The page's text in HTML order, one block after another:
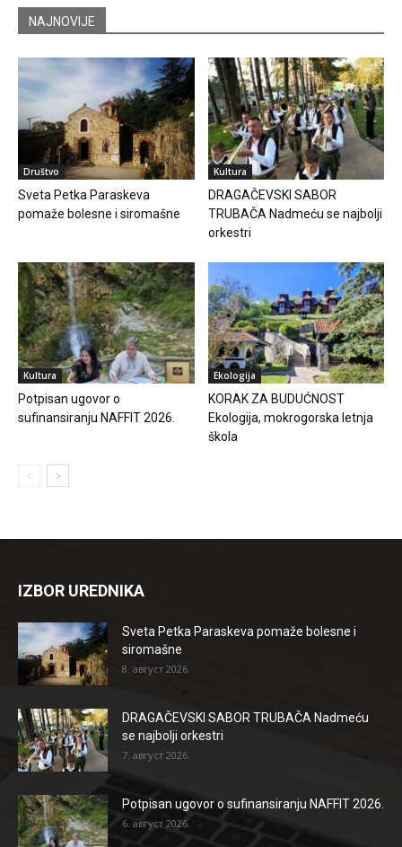
NAJNOVIJE
Društvo
Sveta Petka Paraskeva
pomaže bolesne i siromašne
Kultura
DRAGAČEVSKI SABOR
TRUBAČA Nadmeću se najbolji
orkestri
Kultura
Potpisan ugovor o
sufinansiranju NAFFIT 2026.
Ekologija
KORAK ZA BUDUĆNOST
Ekologija, mokrogorska letnja
škola
IZBOR UREDNIKA
Sveta Petka Paraskeva pomaže bolesne i
siromašne
8. август 2026.
DRAGAČEVSKI SABOR TRUBAČA Nadmeću
se najbolji orkestri
7. август 2026.
Potpisan ugovor o sufinansiranju NAFFIT 2026.
6. август 2026.